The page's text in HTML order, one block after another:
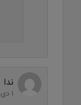
ندا
۱ دی ۱۳۹۹ در ۲۱:۱۱